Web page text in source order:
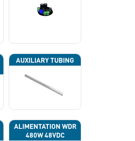
AUXILIARY TUBING
ALIMENTATION WDR
480W 48VDC